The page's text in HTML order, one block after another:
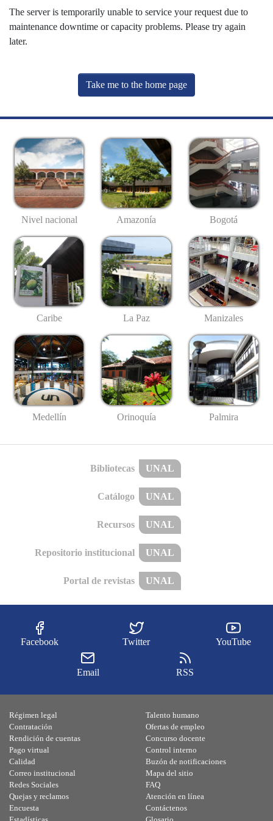
The server is temporarily unable to service your request due to
maintenance downtime or capacity problems. Please try again
later.
Take me to the home page
Nivel nacional Amazonía Bogotá
Caribe La Paz Manizales
Medellín Orinoquía Palmira
Bibliotecas UNAL
Catálogo UNAL
Recursos UNAL
Repositorio institucional UNAL
Portal de revistas UNAL
Facebook Twitter YouTube
Email RSS
Régimen legal
Contratación
Rendición de cuentas
Pago virtual
Calidad
Talento humano
Ofertas de empleo
Concurso docente
Control interno
Buzón de notificaciones
Correo institucional
Redes Sociales
Quejas y reclamos
Encuesta
Mapa del sitio
FAQ
Atención en línea
Contáctenos